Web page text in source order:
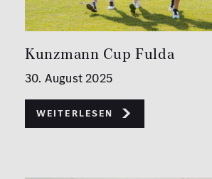
Kunzmann Cup Fulda
30. August 2025
Weiterlesen